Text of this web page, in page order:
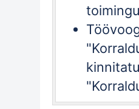
"
"